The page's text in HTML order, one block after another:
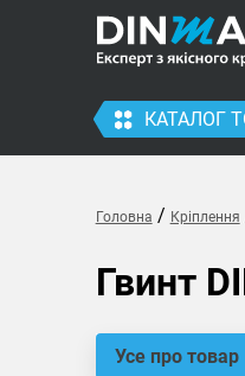
КАТАЛОГ
Головна / Кріплення
Гвинт
Усе про товар